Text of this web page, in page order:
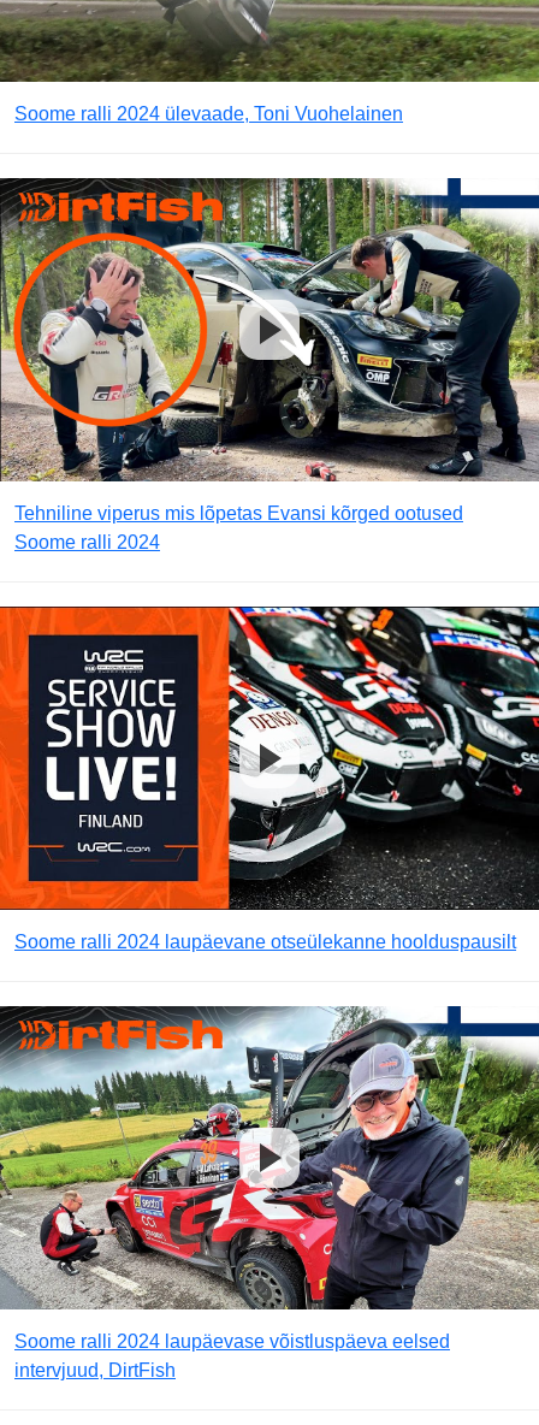
Soome ralli 2024 ülevaade, Toni Vuohelainen
Tehniline viperus mis lõpetas Evansi kõrged ootused
Soome ralli 2024
Soome ralli 2024 laupäevane otseülekanne hoolduspausilt
Soome ralli 2024 laupäevase võistluspäeva eelsed
intervjuud, DirtFish